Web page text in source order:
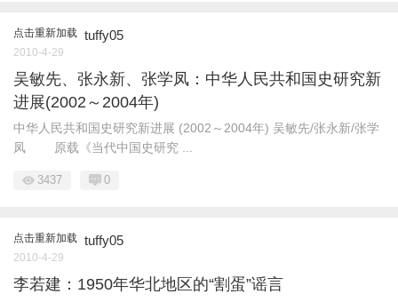
点击重新加载 tuffy05
2010-4-29
吴敏先、张永新、张学凤：中华人民共和国史研究新
进展(2002～2004年)
中华人民共和国史研究新进展 (2002～2004年) 吴敏先/张永新/张学
凤 原载《当代中国史研究 ...
3437 0
点击重新加载 tuffy05
2010-4-29
李若建：1950年华北地区的“割蛋”谣言